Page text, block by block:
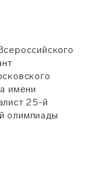
имени
25-й
олимпиады